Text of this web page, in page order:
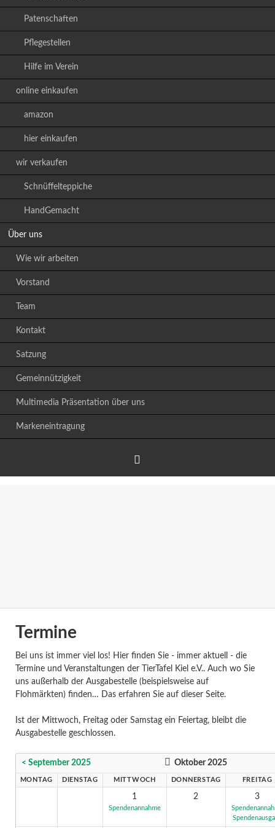
Patenschaften
Pflegestellen
Hilfe im Verein
online einkaufen
amazon
hier einkaufen
wir verkaufen
Schnüffelteppiche
HandGemacht
Über uns
Wie wir arbeiten
Vorstand
Team
Kontakt
Satzung
Gemeinnützigkeit
Multimedia Präsentation über uns
Markeneintragung
Termine
Bei uns ist immer viel los! Hier finden Sie - immer aktuell - die
Termine und Veranstaltungen der TierTafel Kiel e.V.. Auch wo Sie
uns außerhalb der Ausgabestelle (beispielsweise auf
Flohmärkten) finden… Das erfahren Sie auf dieser Seite.
Ist der Mittwoch, Freitag oder Samstag ein Feiertag, bleibt die
Ausgabestelle geschlossen.
< September 2025 Oktober 2025
MONTAG DIENSTAG MITTWOCH DONNERSTAG FREITAG
1
Spendenannahme
2 3